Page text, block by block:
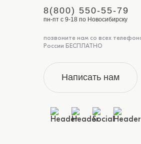
8(800) 550-55-79
пн-пт с 9-18 по Новосибирску
позвоните нам со всех
России БЕСПЛАТНО
Написать нам